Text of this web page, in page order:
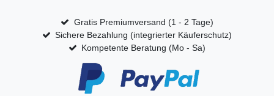
Gratis Premiumversand (1 - 2 Tage)
Sichere Bezahlung (integrierter Käuferschutz)
Kompetente Beratung (Mo - Sa)